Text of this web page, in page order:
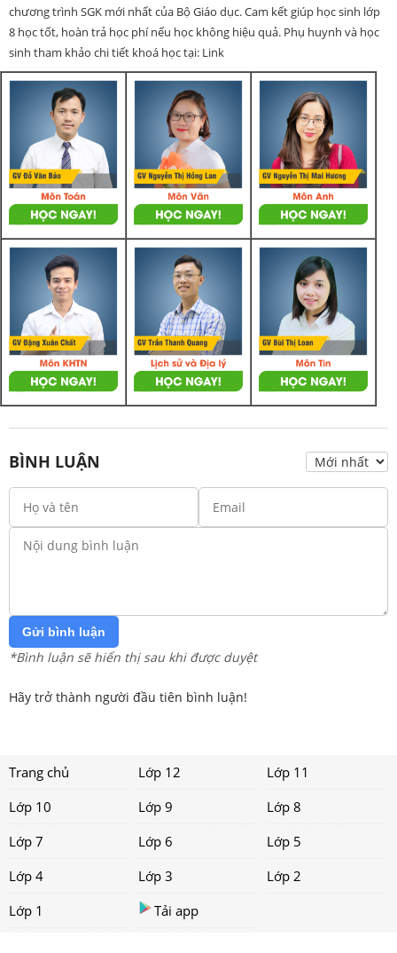
chương trình SGK mới nhất của Bộ Giáo dục. Cam kết giúp học sinh lớp
8 học tốt, hoàn trả học phí nếu học không hiệu quả. Phụ huynh và học
sinh tham khảo chi tiết khoá học tại: Link
BÌNH LUẬN
Gửi bình luận
*Bình luận sẽ hiển thị sau khi được duyệt
Hãy trở thành người đầu tiên bình luận!
Trang chủ Lớp 12
Lớp 11
Lớp 10
Lớp 9
Lớp 8
Lớp 7
Lớp 6
Lớp 5
Lớp 4
Lớp 3
Lớp 2
Lớp 1
Tải app